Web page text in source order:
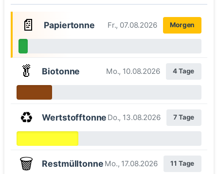
📄 Papiertonne Fr., 07.08.2026 Morgen
🥬 Biotonne Mo., 10.08.2026 4 Tage
♻️ Wertstofftonne Do., 13.08.2026 7 Tage
🗑️ Restmülltonne Mo., 17.08.2026 11 Tage